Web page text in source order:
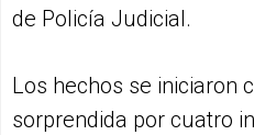
de Policía Judicial.
Los hechos se iniciaron
sorprendida por cuatro